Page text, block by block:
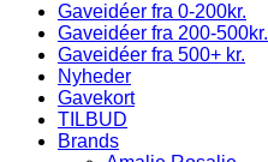
Gaveidéer fra 0-200kr.
Gaveidéer fra 200-500kr.
Gaveidéer fra 500+ kr.
Nyheder
Gavekort
TILBUD
Brands